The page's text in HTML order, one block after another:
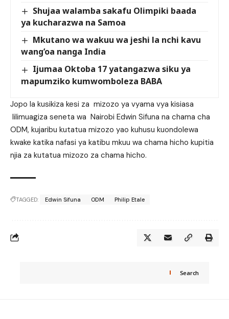
Shujaa walamba sakafu Olimpiki baada
ya kucharazwa na Samoa
Mkutano wa wakuu wa jeshi la nchi kavu
wang’oa nanga India
Ijumaa Oktoba 17 yatangazwa siku ya
mapumziko kumwomboleza BABA
Jopo la kusikiza kesi za mizozo ya vyama vya kisiasa
lilimuagiza seneta wa Nairobi Edwin Sifuna na chama cha
ODM, kujaribu kutatua mizozo yao kuhusu kuondolewa
kwake katika nafasi ya katibu mkuu wa chama hicho kupitia
njia za kutatua mizozo za chama hicho.
TAGGED: Edwin Sifuna ODM Philip Etale
Search